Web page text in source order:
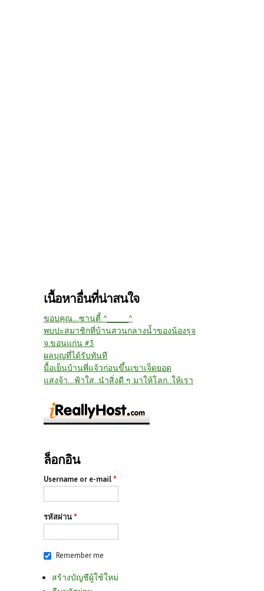
เนื้อหาอื่นที่น่าสนใจ
ขอบคุณ...ซานตี้ ^______^
พบปะสมาชิกที่บ้านสวนกลางน้ำของน้องรุจ
จ.ขอนแก่น #3
ผลบุญที่ได้รับทันที
มื้อเย็นบ้านพี่แจ้วก่อนขึ้นเขาเจ็ดยอด
แสงจ้า...ฟ้าใส..นำสิ่งดี ๆ มาให้โลก..ให้เรา
ล็อกอิน
Username or e-mail *
รหัสผ่าน *
Remember me
สร้างบัญชีผู้ใช้ใหม่